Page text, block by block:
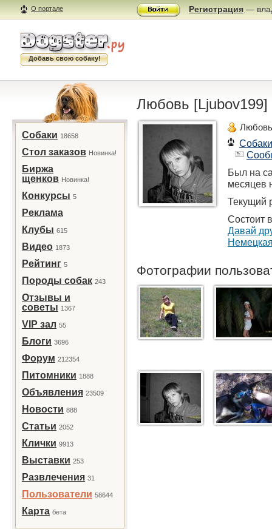
О портале Регистрация —
Добавь свою собаку!
Собаки 18658
Стол заказов Новинка!
Биржа
щенков Новинка!
Конкурсы 5
Реклама
Клубы 615
Видео 1873
Рейтинг 5
Породы собак 243
Отзывы и
советы 1367
VIP зал 55
Блоги 3696
Форум 212354
Питомники 1888
Объявления 23509
Новости 888
Статьи 2052
Клички 9913
Выставки 253
Развлечения 31
Пользователи 58644
Карта бета
Любовь [Ljubov199]
Собаки
Был на
месяцев
Текущий
Состоит
Давай
Фотографии